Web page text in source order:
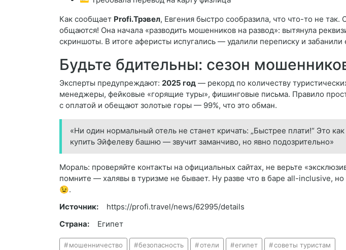
Как сообщает Profi.Трэвел, Евгения быстро сообразила, что что-то не так.
общаются! Она начала «разводить мошенников на развод»: вытянула
скриншоты. В итоге аферисты испугались — удалили переписку и забанили
Будьте бдительны: сезон
Эксперты предупреждают: 2025 год — рекорд по количеству
менеджеры, фейковые «горящие туры», фишинговые письма. Правило
с оплатой и обещают золотые горы — 99%, что это обман.
«Ни один нормальный отель не станет кричать: „Быстрее плати!“ Это
купить Эйфелеву башню — звучит заманчиво, но явно подозрительно»
Мораль: проверяйте контакты на официальных сайтах, не верьте
помните — халявы в туризме не бывает. Ну разве что в баре all-inclusive, но
😉.
Источник:
https://profi.travel/news/62995/details
Страна:
Египет
мошенничество безопасность отели египет советы туристам